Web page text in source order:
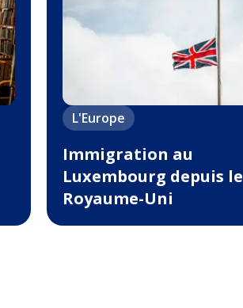
L'Europe
Immigration au
Luxembourg depuis le
Royaume-Uni